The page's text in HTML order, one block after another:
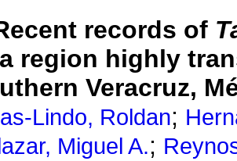
records of
region highly
Veracruz,
Lindo, Roldan;
Miguel A.;